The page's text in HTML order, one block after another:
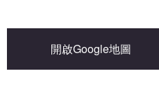
開啟Google地圖